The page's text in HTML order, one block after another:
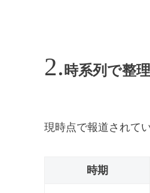
時系列で整
現時点で報道されて
時期